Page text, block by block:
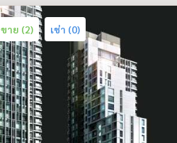
ขาย (2) เช่า (0)